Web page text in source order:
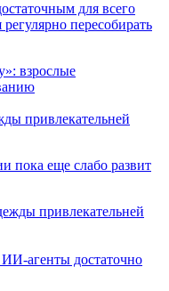
для всего
пересобирать
привлекательней
пока еще слабо развит
агенты достаточно